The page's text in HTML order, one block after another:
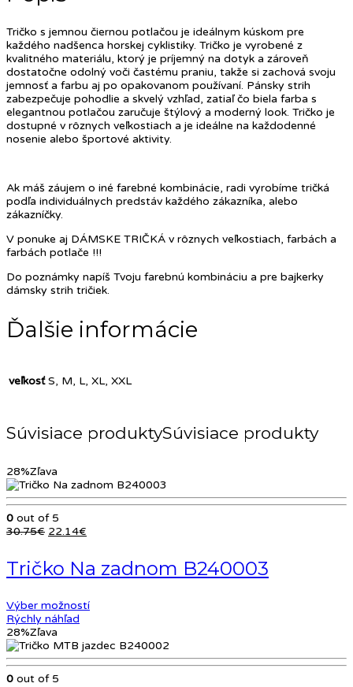
Tričko s jemnou čiernou potlačou je ideálnym kúskom pre
každého nadšenca horskej cyklistiky. Tričko je vyrobené z
kvalitného materiálu, ktorý je príjemný na dotyk a zároveň
dostatočne odolný voči častému praniu, takže si zachová svoju
jemnosť a farbu aj po opakovanom používaní. Pánsky strih
zabezpečuje pohodlie a skvelý vzhľad, zatiaľ čo biela farba s
elegantnou potlačou zaručuje štýlový a moderný look. Tričko je
dostupné v rôznych veľkostiach a je ideálne na každodenné
nosenie alebo športové aktivity.
Ak máš záujem o iné farebné kombinácie, radi vyrobíme tričká
podľa individuálnych predstáv každého zákazníka, alebo
zákazníčky.
V ponuke aj DÁMSKE TRIČKÁ v rôznych veľkostiach, farbách a
farbách potlače !!!
Do poznámky napíš Tvoju farebnú kombináciu a pre bajkerky
dámsky strih tričiek.
Ďalšie informácie
veľkosť S, M, L, XL, XXL
Súvisiace produkty
28%Zľava
0 out of 5
30.75€ Pôvodná
30.75€.
22.14€
22.14€.
Tričko Na zadnom B240003
Výber možností
Rýchly náhľad
28%Zľava
0 out of 5